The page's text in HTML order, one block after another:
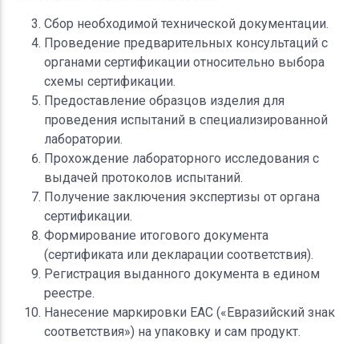
Сбор необходимой технической документации.
Проведение предварительных консультаций с
органами сертификации относительно выбора
схемы сертификации.
Предоставление образцов изделия для
проведения испытаний в специализированной
лаборатории.
Прохождение лабораторного исследования с
выдачей протоколов испытаний.
Получение заключения экспертизы от органа
сертификации.
Формирование итогового документа
(сертификата или декларации соответствия).
Регистрация выданного документа в едином
реестре.
Нанесение маркировки EAC («Евразийский знак
соответствия») на упаковку и сам продукт.